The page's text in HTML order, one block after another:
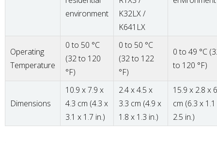
environment
K32LX /
K641LX
Operating
Temperature
0 to 50 °C
(32 to 120
°F)
0 to 50 °C
(32 to 122
°F)
0 to 49 °C
to 120 °F)
Dimensions
10.9 x 7.9 x
4.3 cm (4.3 x
3.1 x 1.7 in.)
2.4 x 4.5 x
3.3 cm (4.9 x
1.8 x 1.3 in.)
15.9 x 2.8 x
cm (6.3 x
2.5 in.)